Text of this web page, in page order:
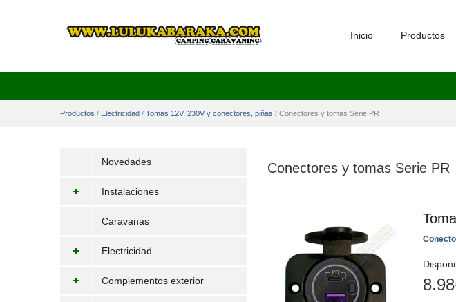
Inicio Productos
Productos / Electricidad / Tomas 12V, 230V y conectores, piñas / Conectores y tomas Serie PR
Novedades
Instalaciones
Caravanas
Electricidad
Complementos exterior
Conectores y tomas Serie PR
8.98